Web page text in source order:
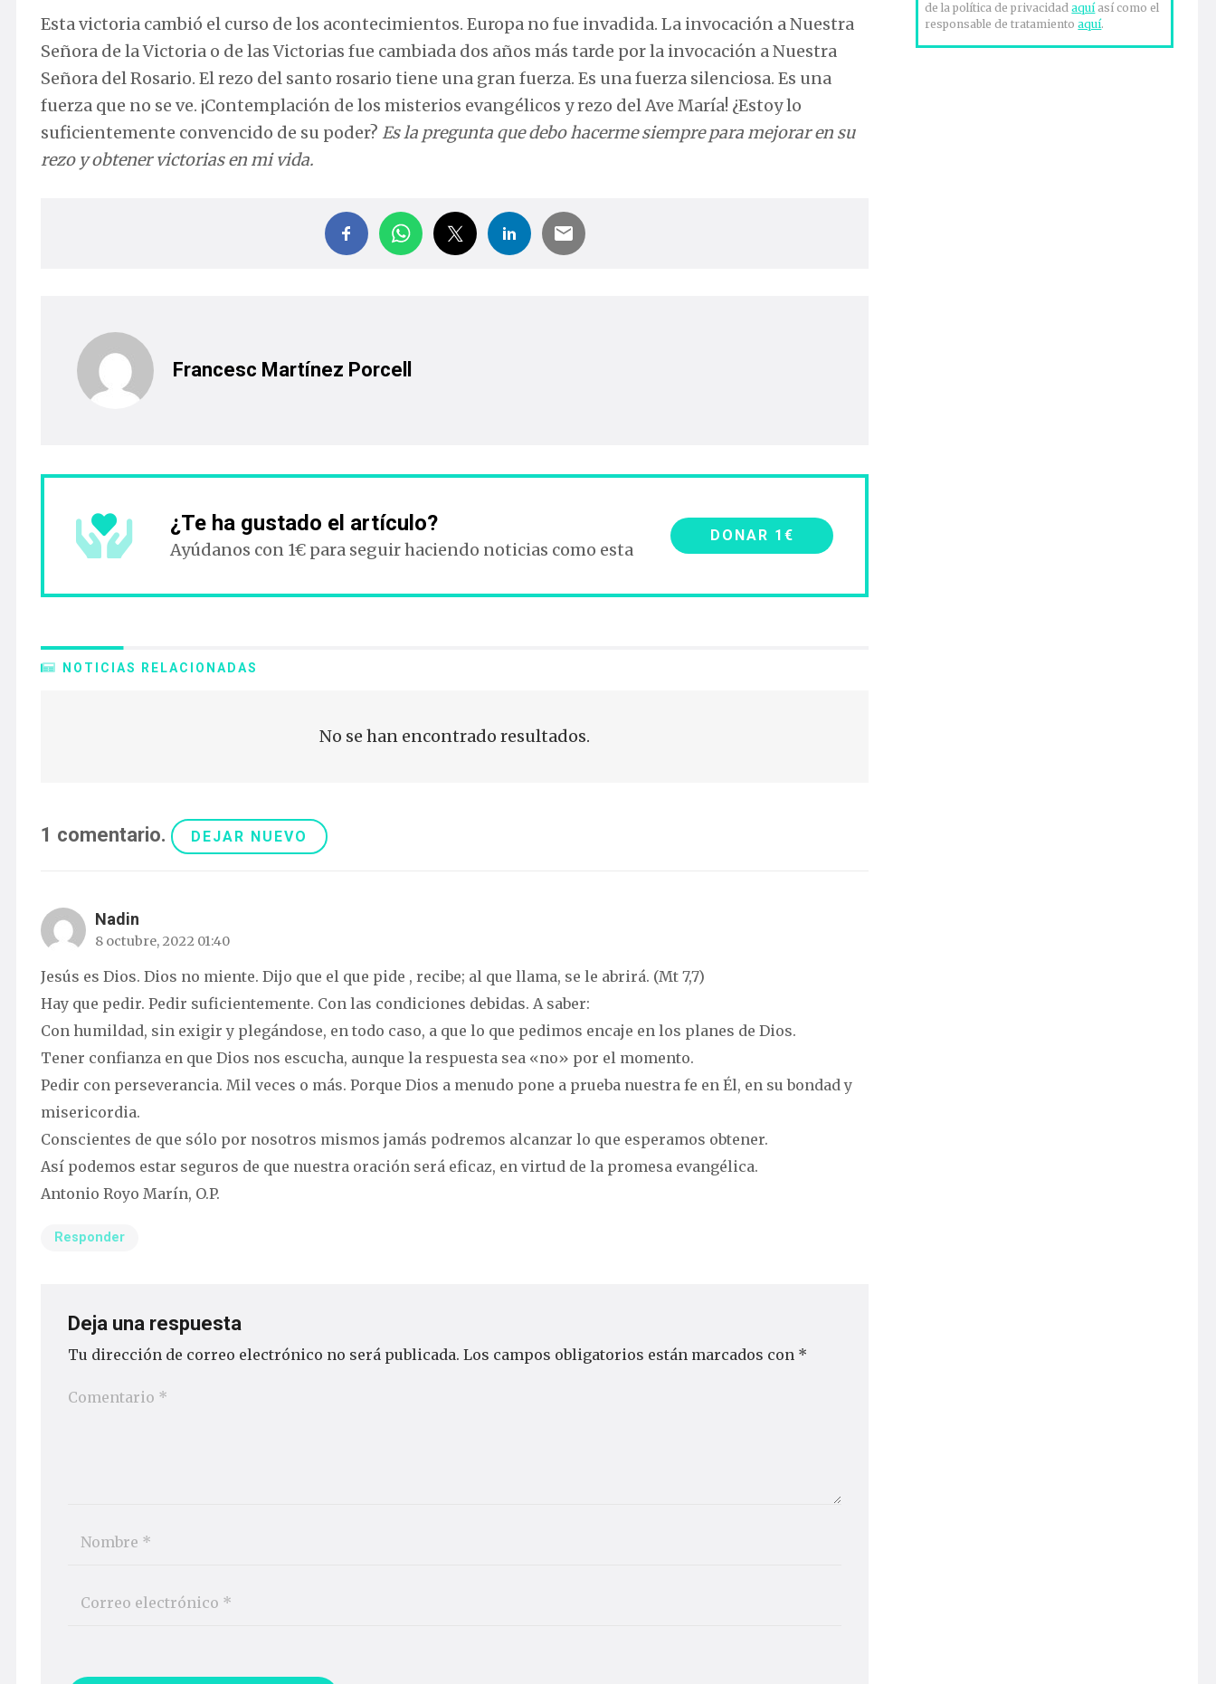
Esta victoria cambió el curso de los acontecimientos. Europa no fue invadida. La invocación a Nuestra
Señora de la Victoria o de las Victorias fue cambiada dos años más tarde por la invocación a Nuestra
Señora del Rosario. El rezo del santo rosario tiene una gran fuerza. Es una fuerza silenciosa. Es una
fuerza que no se ve. ¡Contemplación de los misterios evangélicos y rezo del Ave María! ¿Estoy lo
suficientemente convencido de su poder? Es la pregunta que debo hacerme siempre para mejorar en su
rezo y obtener victorias en mi vida.
Francesc Martínez Porcell
¿Te ha gustado el artículo?
Ayúdanos con 1€ para seguir haciendo noticias como esta
DONAR 1€
NOTICIAS RELACIONADAS
No se han encontrado resultados.
1 comentario. DEJAR NUEVO
Nadin
8 octubre, 2022 01:40
Jesús es Dios. Dios no miente. Dijo que el que pide , recibe; al que llama, se le abrirá. (Mt 7,7)
Hay que pedir. Pedir suficientemente. Con las condiciones debidas. A saber:
Con humildad, sin exigir y plegándose, en todo caso, a que lo que pedimos encaje en los planes de Dios.
Tener confianza en que Dios nos escucha, aunque la respuesta sea «no» por el momento.
Pedir con perseverancia. Mil veces o más. Porque Dios a menudo pone a prueba nuestra fe en Él, en su bondad y
misericordia.
Conscientes de que sólo por nosotros mismos jamás podremos alcanzar lo que esperamos obtener.
Así podemos estar seguros de que nuestra oración será eficaz, en virtud de la promesa evangélica.
Antonio Royo Marín, O.P.
Responder
Deja una respuesta
Tu dirección de correo electrónico no será publicada. Los campos obligatorios están marcados con *
de la política de privacidadaquíasí como el
responsable de tratamientoaquí.